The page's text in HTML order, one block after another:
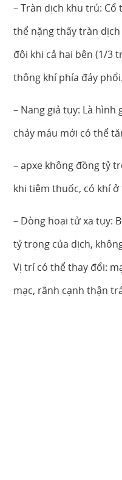
– Tràn dịch khu trú:
thể nặng thấy tràn
đôi khi cả hai bên (1/3
thông khí phía đáy phổi.
– Nang giả tụy: Là
chảy máu mới có thể
– apxe không đồng tỷ
khi tiêm thuốc, có khí
– Dòng hoại tử xa tụy:
tỷ trọng của dịch,
Vị trí có thể thay đổi:
mạc, rãnh cạnh thận